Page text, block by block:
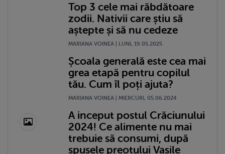
Top 3 cele mai răbdătoare
zodii. Nativii care știu să
aștepte și să nu cedeze
MARIANA VOINEA | LUNI, 19.05.2025
Școala generală este cea mai
grea etapă pentru copilul
tău. Cum îl poți ajuta?
MARIANA VOINEA | MIERCURI, 05.06.2024
A inceput postul Crăciunului
2024! Ce alimente nu mai
trebuie să consumi, după
spusele preotului Vasile